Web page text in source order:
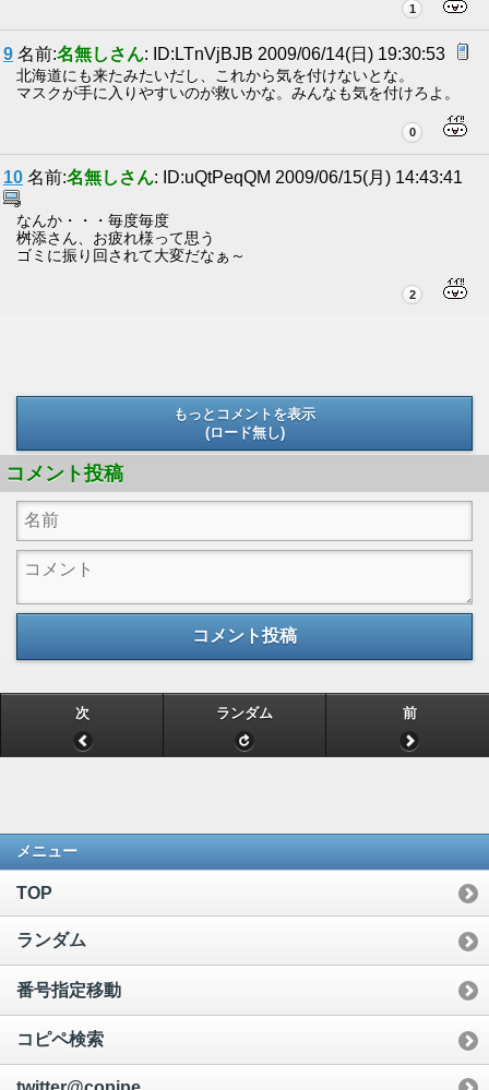
1
9 名前:名無しさん: ID:LTnVjBJB 2009/06/14(日) 19:30:53
北海道にも来たみたいだし、これから気を付けないとな。
マスクが手に入りやすいのが救いかな。みんなも気を付けろよ。
0
10 名前:名無しさん: ID:uQtPeqQM 2009/06/15(月) 14:43:41
なんか・・・毎度毎度
桝添さん、お疲れ様って思う
ゴミに振り回されて大変だなぁ～
2
もっとコメントを表示
(ロード無し)
コメント投稿
コメント投稿
次 ランダム 前
メニュー
TOP
ランダム
番号指定移動
コピペ検索